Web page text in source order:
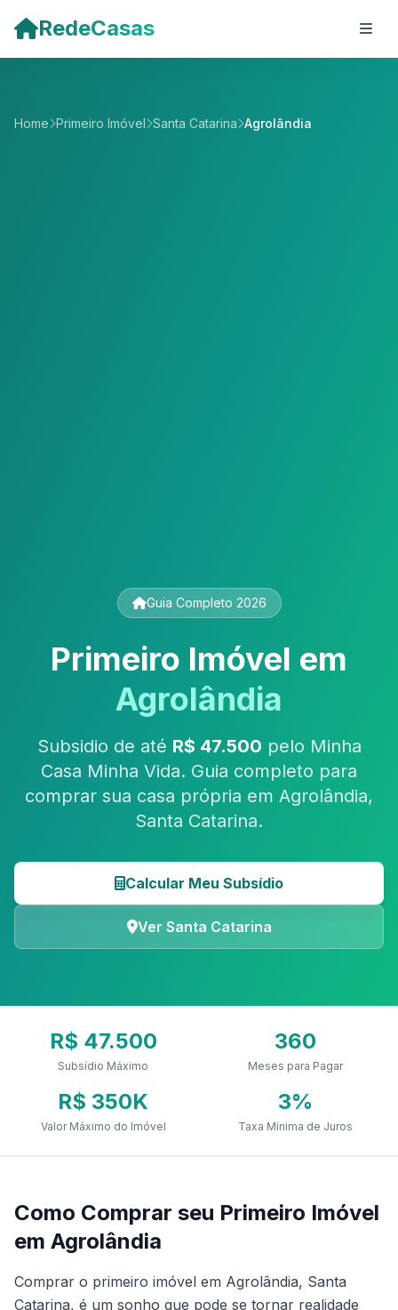
RedeCasas
Home Primeiro Imóvel Santa Catarina Agrolândia
Guia Completo 2026
Primeiro Imóvel em
Agrolândia
Subsidio de até R$ 47.500 pelo Minha
Casa Minha Vida. Guia completo para
comprar sua casa própria em Agrolândia,
Santa Catarina.
Calcular Meu Subsídio
Ver Santa Catarina
R$ 47.500
Subsídio Máximo
360
Meses para Pagar
R$ 350K
Valor Máximo do Imóvel
3%
Taxa Mínima de Juros
Como Comprar seu Primeiro Imóvel
em Agrolândia
Comprar o primeiro imóvel em Agrolândia, Santa
Catarina, é um sonho que pode se tornar realidade